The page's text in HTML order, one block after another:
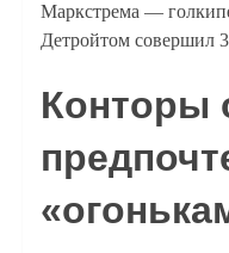
Маркстрема —
Детройтом совершил
Конторы